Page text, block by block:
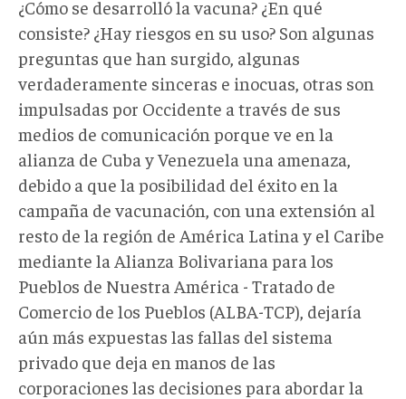
¿Cómo se desarrolló la vacuna? ¿En qué
consiste? ¿Hay riesgos en su uso? Son algunas
preguntas que han surgido, algunas
verdaderamente sinceras e inocuas, otras son
impulsadas por Occidente a través de sus
medios de comunicación porque ve en la
alianza de Cuba y Venezuela una amenaza,
debido a que la posibilidad del éxito en la
campaña de vacunación, con una extensión al
resto de la región de América Latina y el Caribe
mediante la Alianza Bolivariana para los
Pueblos de Nuestra América - Tratado de
Comercio de los Pueblos (ALBA-TCP), dejaría
aún más expuestas las fallas del sistema
privado que deja en manos de las
corporaciones las decisiones para abordar la